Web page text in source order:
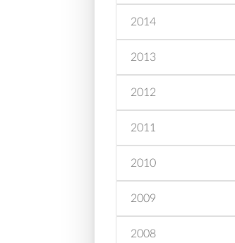
2014
2013
2012
2011
2010
2009
2008